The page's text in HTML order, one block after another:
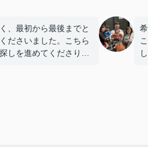
、最初から最後までと
ださいました。こちら
しを進めてくださり、